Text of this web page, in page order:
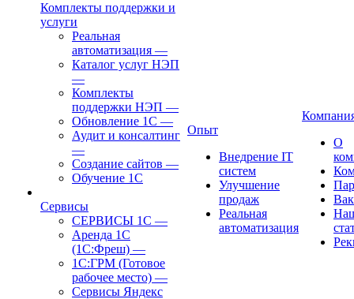
Комплекты поддержки и
услуги
Реальная
автоматизация —
Каталог услуг НЭП
—
Комплекты
поддержки НЭП —
Обновление 1С —
Аудит и консалтинг
—
Создание сайтов —
Обучение 1С
Cервисы
СЕРВИСЫ 1С —
Аренда 1С
(1С:Фреш) —
1С:ГРМ (Готовое
рабочее место) —
Сервисы Яндекс
Опыт
Внедрение IT
систем
Улучшение
продаж
Реальная
автоматизация
О